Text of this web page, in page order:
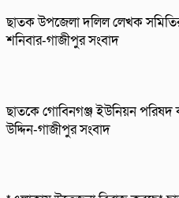
ছাতক উপজেলা দলিল লেখক সমিতির
শনিবার-গাজীপুর সংবাদ
ছাতকে গোবিনগঞ্জ ইউনিয়ন পরিষদ
উদ্দিন-গাজীপুর সংবাদ